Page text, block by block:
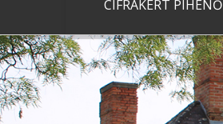
CIFRAKERT PIHENŐ